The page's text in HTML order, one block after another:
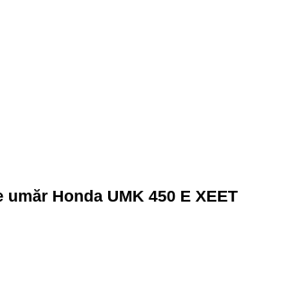
umăr Honda UMK 450 E XEET